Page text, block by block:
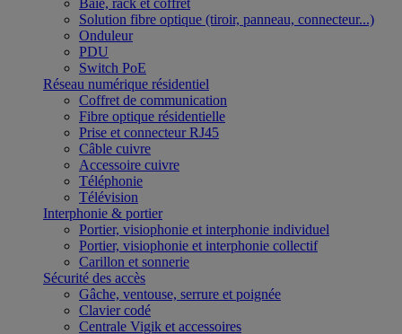
Baie, rack et coffret
Solution fibre optique (tiroir, panneau, connecteur...)
Onduleur
PDU
Switch PoE
Réseau numérique résidentiel
Coffret de communication
Fibre optique résidentielle
Prise et connecteur RJ45
Câble cuivre
Accessoire cuivre
Téléphonie
Télévision
Interphonie & portier
Portier, visiophonie et interphonie individuel
Portier, visiophonie et interphonie collectif
Carillon et sonnerie
Sécurité des accès
Gâche, ventouse, serrure et poignée
Clavier codé
Centrale Vigik et accessoires